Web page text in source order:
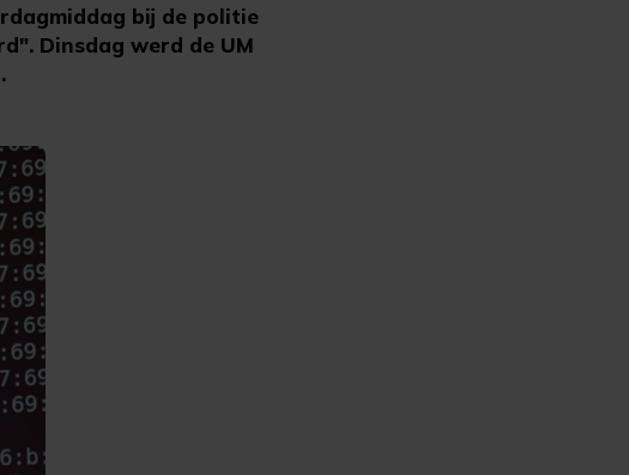
bij de politie
Dinsdag werd de UM